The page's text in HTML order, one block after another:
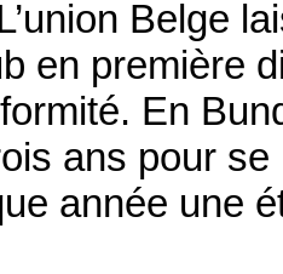
Belge
en première
En
ans pour
année une